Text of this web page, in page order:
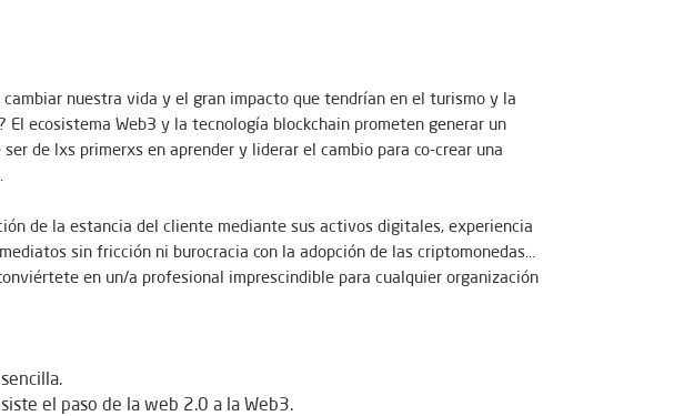
nuestra vida y el gran impacto que tendrían en el turismo y la
ecosistema Web3 y la tecnología blockchain prometen generar un
de lxs primerxs en aprender y liderar el cambio para co-crear una
de la estancia del cliente mediante sus activos digitales, experiencia
sin fricción ni burocracia con la adopción de las criptomonedas…
en un/a profesional imprescindible para cualquier organización
el paso de la web 2.0 a la Web3.